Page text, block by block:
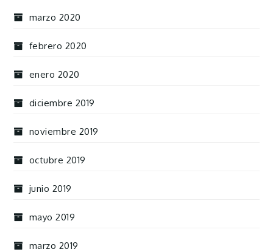
marzo 2020
febrero 2020
enero 2020
diciembre 2019
noviembre 2019
octubre 2019
junio 2019
mayo 2019
marzo 2019